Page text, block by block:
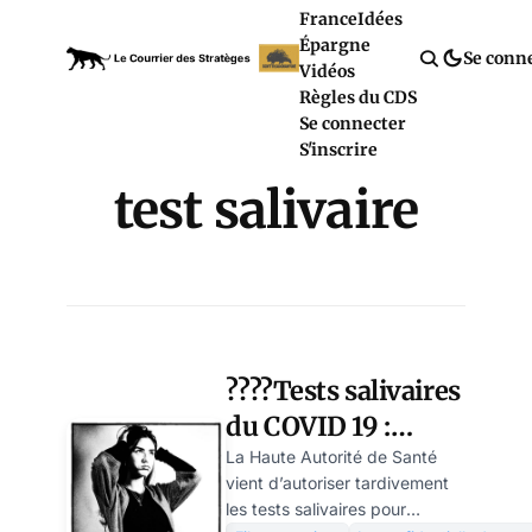
FranceIdées
Épargne
Vidéos
Règles du CDS
Se connecter
S'inscrire
Se
test salivaire
????Tests salivaires
du COVID 19 :
encore des
arrangements
La Haute Autorité de Santé
vient d’autoriser tardivement
les tests salivaires pour